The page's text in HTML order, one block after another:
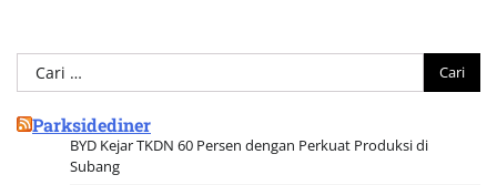
Cari
untuk:
Parksidediner
BYD Kejar TKDN 60 Persen dengan Perkuat Produksi di
Subang